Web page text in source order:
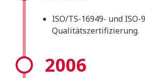
ISO/TS-16949- und ISO-
Qualitätszertifizierung.
2006